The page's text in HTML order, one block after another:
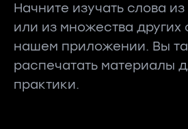
Начните изучать слова
или из множества других
нашем приложении. Вы
распечатать
практики.